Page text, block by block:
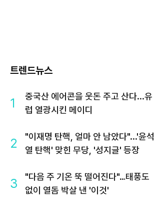
트렌드뉴스
1
중국산 에어콘을 웃돈 주고 산다...유
럽 열광시킨 메이디
2
"이재명 탄핵, 얼마 안 남았다"...'윤석
열 탄핵' 맞힌 무당, '성지글' 등장
3
"다음 주 기온 뚝 떨어진다"…태풍도
없이 열돔 박살 낸 '이것'